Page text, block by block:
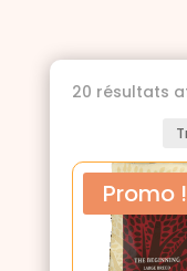
20 résultats
Promo !